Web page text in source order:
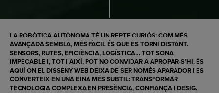
LA ROBÒTICA AUTÒNOMA TÉ UN REPTE CURIÓS: COM MÉS
AVANÇADA SEMBLA, MÉS FÀCIL ÉS QUE ES TORNI DISTANT.
SENSORS, RUTES, EFICIÈNCIA, LOGÍSTICA… TOT SONA
IMPECABLE I, TOT I AIXÍ, POT NO CONVIDAR A APROPAR-S’HI. ÉS
AQUÍ ON EL DISSENY WEB DEIXA DE SER NOMÉS APARADOR I ES
CONVERTEIX EN UNA EINA MÉS SUBTIL: TRANSFORMAR
TECNOLOGIA COMPLEXA EN PRESÈNCIA, CONFIANÇA I DESIG.